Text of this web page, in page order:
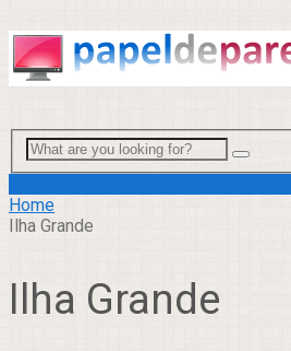
Home
Ilha Grande
Ilha Grande